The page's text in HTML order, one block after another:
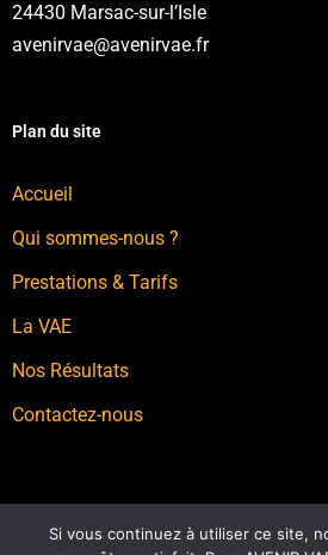
24430 Marsac-sur-l’Isle
avenirvae@avenirvae.fr
Plan du site
Accueil
Qui sommes-nous ?
Prestations & Tarifs
La VAE
Nos Résultats
Contactez-nous
Si vous continuez à utiliser ce site,